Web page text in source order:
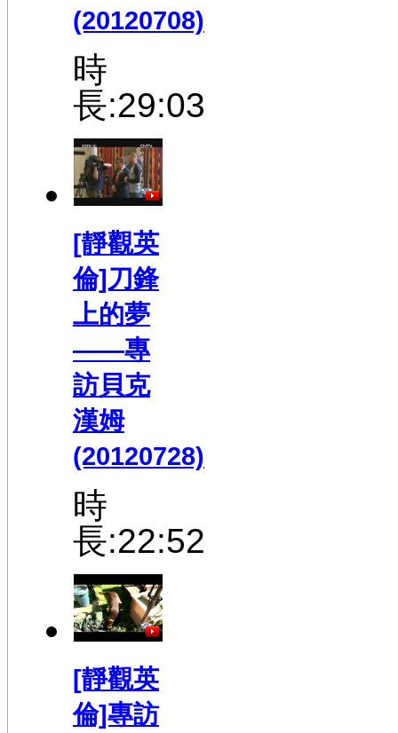
(20120708)
時
長:29:03
[靜觀英
倫]刀鋒
上的夢
——專
訪貝克
漢姆
(20120728)
時
長:22:52
[靜觀英
倫]專訪